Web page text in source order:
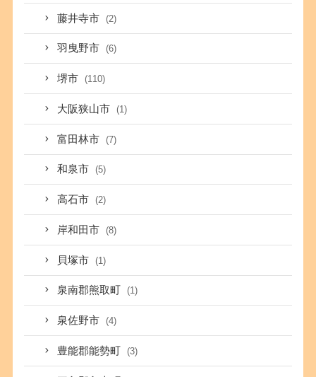
藤井寺市 (2)
羽曳野市 (6)
堺市 (110)
大阪狭山市 (1)
富田林市 (7)
和泉市 (5)
高石市 (2)
岸和田市 (8)
貝塚市 (1)
泉南郡熊取町 (1)
泉佐野市 (4)
豊能郡能勢町 (3)